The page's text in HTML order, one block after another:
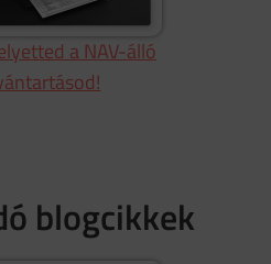
a NAV-álló
blogcikkek